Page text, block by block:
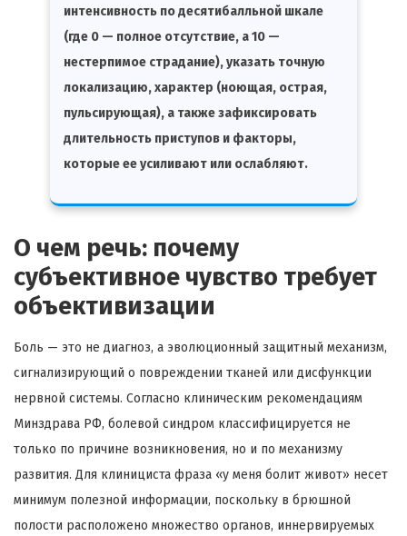
интенсивность по десятибалльной шкале
(где 0 — полное отсутствие, а 10 —
нестерпимое страдание), указать точную
локализацию, характер (ноющая, острая,
пульсирующая), а также зафиксировать
длительность приступов и факторы,
которые ее усиливают или ослабляют.
О чем речь: почему
субъективное чувство требует
объективизации
Боль — это не диагноз, а эволюционный защитный механизм,
сигнализирующий о повреждении тканей или дисфункции
нервной системы. Согласно клиническим рекомендациям
Минздрава РФ, болевой синдром классифицируется не
только по причине возникновения, но и по механизму
развития. Для клинициста фраза «у меня болит живот» несет
минимум полезной информации, поскольку в брюшной
полости расположено множество органов, иннервируемых